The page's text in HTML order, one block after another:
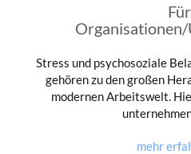
Für
Stress und psychosoziale
gehören zu den großen
modernen Arbeitswelt.
mehr